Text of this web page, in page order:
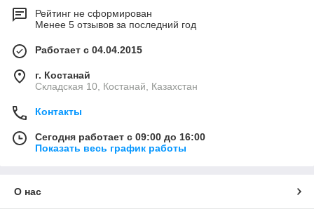
Рейтинг не сформирован
Менее 5 отзывов за последний год
Работает с 04.04.2015
г. Костанай
Складская 10, Костанай, Казахстан
Контакты
Сегодня работает с 09:00 до 16:00
Показать весь график работы
О нас